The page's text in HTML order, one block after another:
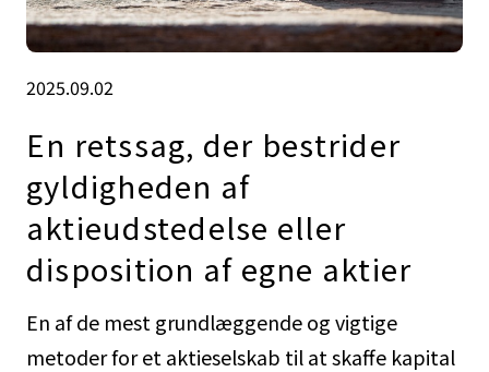
2025.09.02
En retssag, der bestrider
gyldigheden af
aktieudstedelse eller
disposition af egne aktier
En af de mest grundlæggende og vigtige
metoder for et aktieselskab til at skaffe kapital